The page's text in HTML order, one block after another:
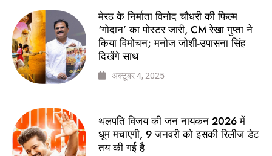
मेरठ के निर्माता विनोद चौधरी की फिल्म
‘गोदान’ का पोस्टर जारी, CM रेखा गुप्ता ने
किया विमोचन; मनोज जोशी-उपासना सिंह
दिखेंगे साथ
अक्टूबर 4, 2025
थलपति विजय की जन नायकन 2026 में
धूम मचाएगी, 9 जनवरी को इसकी रिलीज डेट
तय की गई है